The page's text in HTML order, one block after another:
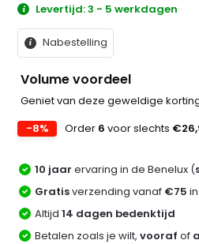
Levertijd: 3 - 5 werkdagen
Nabestelling
Volume voordeel
Geniet van deze geweldige
-8%
Order 6 voor slechts
10 jaar ervaring in de Benelux (
Gratisverzending vanaf €75
Altijd14 dagen bedenktijd
Betalen zoals je wilt,vooraf of